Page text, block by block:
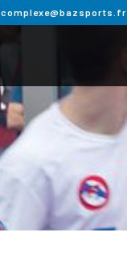
complexe@bazsports.fr